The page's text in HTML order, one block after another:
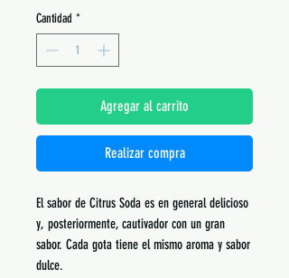
Cantidad *
Agregar al carrito
Realizar compra
El sabor de Citrus Soda es en general delicioso
y, posteriormente, cautivador con un gran
sabor. Cada gota tiene el mismo aroma y sabor
dulce.